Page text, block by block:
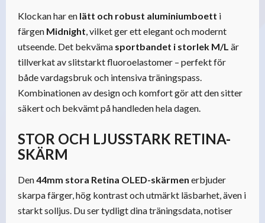
Klockan har en lätt och robust aluminiumboett i
färgen Midnight, vilket ger ett elegant och modernt
utseende. Det bekväma sportbandet i storlek M/L är
tillverkat av slitstarkt fluoroelastomer – perfekt för
både vardagsbruk och intensiva träningspass.
Kombinationen av design och komfort gör att den sitter
säkert och bekvämt på handleden hela dagen.
STOR OCH LJUSSTARK RETINA-
SKÄRM
Den44mm stora Retina OLED-skärmen erbjuder
skarpa färger, hög kontrast och utmärkt läsbarhet, även i
starkt solljus. Du ser tydligt dina träningsdata, notiser